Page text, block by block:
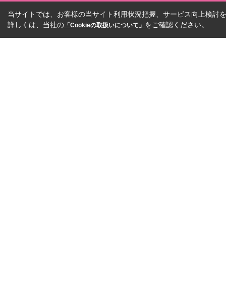
当サイトでは、お客様の当サイト利用状況把握、サービス向上検討
詳しくは、当社の 「Cookieの取扱いについて」 をご確認ください。